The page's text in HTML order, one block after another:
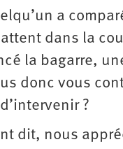
a
dans la
la bagarre,
donc vous
?
dit, nous